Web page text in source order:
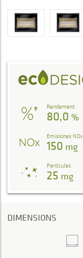
Rendement
80,0 %
Emisiones NOx
150 mg
Partículas
25 mg
DIMENSIONS